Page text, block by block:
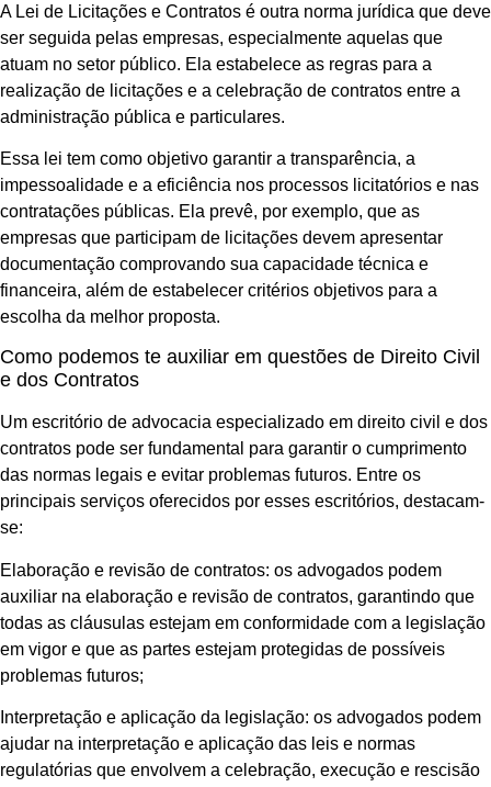
A Lei de Licitações e Contratos é outra norma jurídica que deve
ser seguida pelas empresas, especialmente aquelas que
atuam no setor público. Ela estabelece as regras para a
realização de licitações e a celebração de contratos entre a
administração pública e particulares.
Essa lei tem como objetivo garantir a transparência, a
impessoalidade e a eficiência nos processos licitatórios e nas
contratações públicas. Ela prevê, por exemplo, que as
empresas que participam de licitações devem apresentar
documentação comprovando sua capacidade técnica e
financeira, além de estabelecer critérios objetivos para a
escolha da melhor proposta.
Como podemos te auxiliar em questões de Direito Civil
e dos Contratos
Um escritório de advocacia especializado em direito civil e dos
contratos pode ser fundamental para garantir o cumprimento
das normas legais e evitar problemas futuros. Entre os
principais serviços oferecidos por esses escritórios, destacam-
se:
Elaboração e revisão de contratos: os advogados podem
auxiliar na elaboração e revisão de contratos, garantindo que
todas as cláusulas estejam em conformidade com a legislação
em vigor e que as partes estejam protegidas de possíveis
problemas futuros;
Interpretação e aplicação da legislação: os advogados podem
ajudar na interpretação e aplicação das leis e normas
regulatórias que envolvem a celebração, execução e rescisão